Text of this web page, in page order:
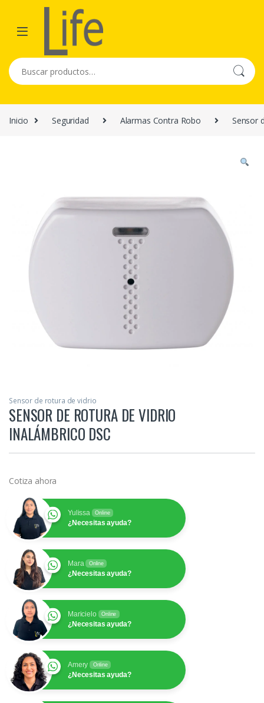
Skip to navigation
Skip to content
Buscar por:
Inicio Seguridad Alarmas Contra Robo Sensor
Sensor de rotura de vidrio
SENSOR DE ROTURA DE VIDRIO
INALÁMBRICO DSC
Cotiza ahora
Yulissa Online
¿Necesitas ayuda?
Mara Online
¿Necesitas ayuda?
Maricielo Online
¿Necesitas ayuda?
Amery Online
¿Necesitas ayuda?